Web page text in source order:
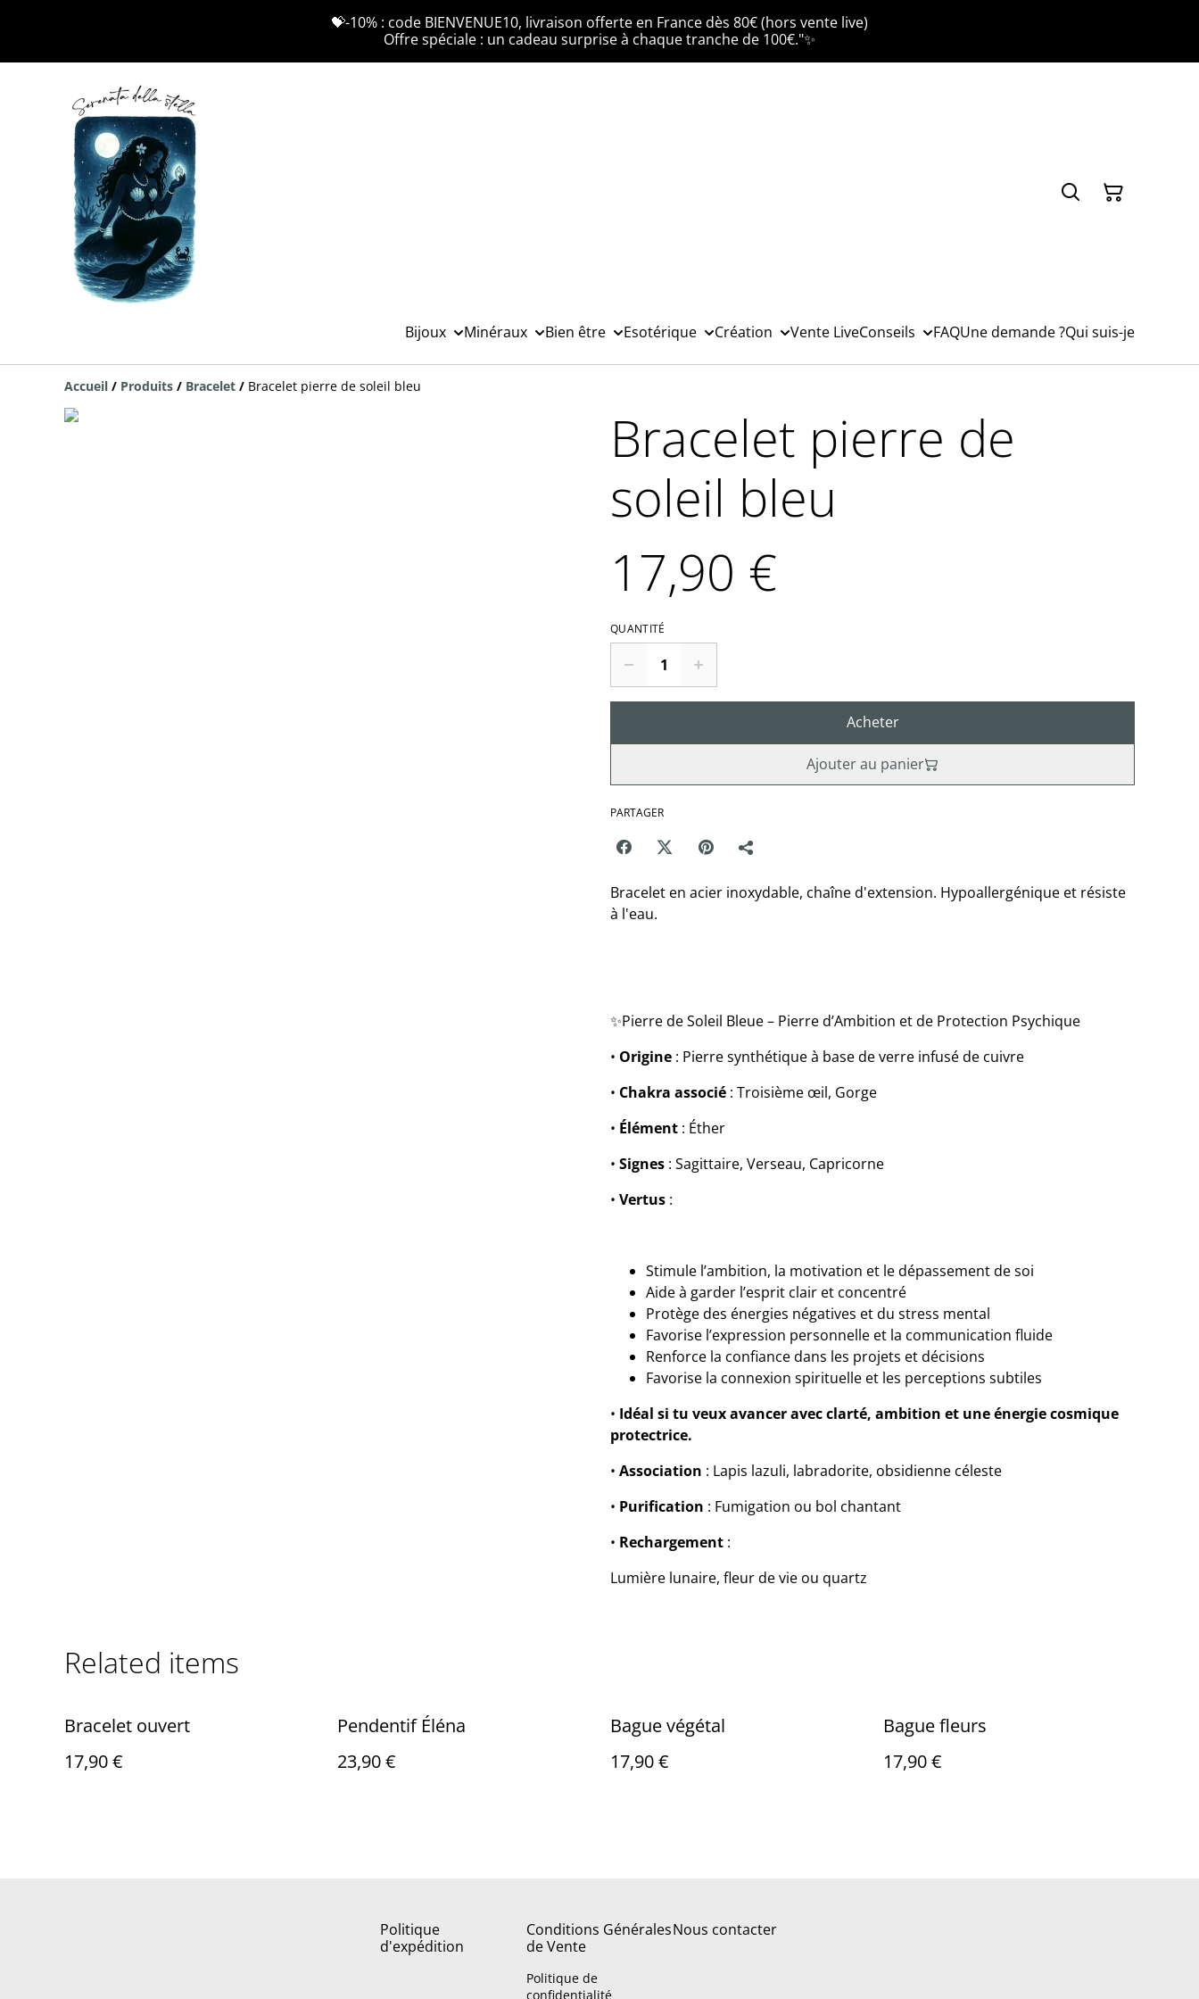
💝-10% : code BIENVENUE10, livraison offerte en France dès 80€ (hors vente live)
Offre spéciale : un cadeau surprise à chaque tranche de 100€."✨
Bijoux Minéraux Bien être Esotérique Création Vente LiveConseils FAQUne demande ?Qui suis-je
Accueil / Produits / Bracelet / Bracelet pierre de soleil bleu
Bracelet pierre de
soleil bleu
17,90 €
QUANTITÉ
Acheter
Ajouter au panier
PARTAGER
Bracelet en acier inoxydable, chaîne d'extension. Hypoallergénique et résiste
à l'eau.
✨Pierre de Soleil Bleue – Pierre d’Ambition et de Protection Psychique
• Origine : Pierre synthétique à base de verre infusé de cuivre
• Chakra associé : Troisième œil, Gorge
• Élément : Éther
• Signes : Sagittaire, Verseau, Capricorne
• Vertus :
Stimule l’ambition, la motivation et le dépassement de soi
Aide à garder l’esprit clair et concentré
Protège des énergies négatives et du stress mental
Favorise l’expression personnelle et la communication fluide
Renforce la confiance dans les projets et décisions
Favorise la connexion spirituelle et les perceptions subtiles
• Idéal si tu veux avancer avec clarté, ambition et une énergie cosmique
protectrice.
• Association : Lapis lazuli, labradorite, obsidienne céleste
• Purification : Fumigation ou bol chantant
• Rechargement :
Lumière lunaire, fleur de vie ou quartz
Related items
Bracelet ouvert
17,90 €
Pendentif Éléna
23,90 €
Bague végétal
17,90 €
Bague fleurs
17,90 €
Politique
d'expédition
Conditions Générales
de Vente
Politique de
confidentialité
Nous contacter